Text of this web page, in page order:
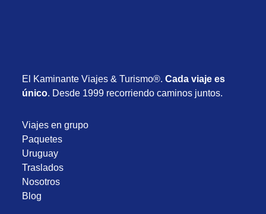
El Kaminante Viajes & Turismo®.Cada viaje es
único. Desde 1999 recorriendo caminos juntos.
Viajes en grupo
Paquetes
Uruguay
Traslados
Nosotros
Blog